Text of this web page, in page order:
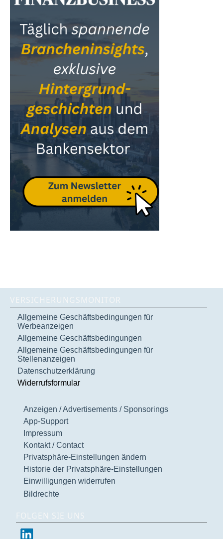
VERSICHERUNGSMONITOR
Allgemeine Geschäftsbedingungen für
Werbeanzeigen
Allgemeine Geschäftsbedingungen
Allgemeine Geschäftsbedingungen für
Stellenanzeigen
Datenschutzerklärung
Widerrufsformular
Anzeigen / Advertisements / Sponsorings
App-Support
Impressum
Kontakt / Contact
Privatsphäre-Einstellungen ändern
Historie der Privatsphäre-Einstellungen
Einwilligungen widerrufen
Bildrechte
FOLGEN SIE UNS